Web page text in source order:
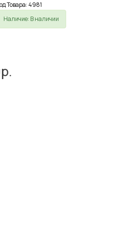
Товара: 4981
Наличие: В наличии